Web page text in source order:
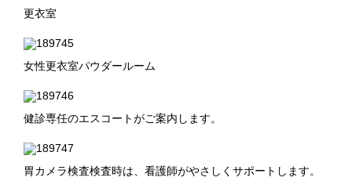
更衣室
女性更衣室パウダールーム
健診専任のエスコートがご案内します。
胃カメラ検査検査時は、看護師がやさしくサポートします。